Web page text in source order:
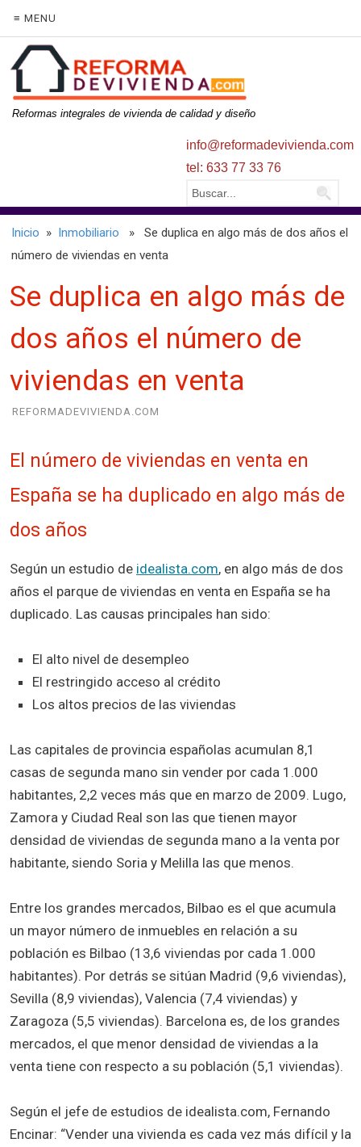
≡ MENU
Reformas integrales de vivienda de calidad y diseño
info@reformadevivienda.com
tel: 633 77 33 76
Inicio » Inmobiliario » Se duplica en algo más de dos años el
número de viviendas en venta
Se duplica en algo más de
dos años el número de
viviendas en venta
REFORMADEVIVIENDA.COM
El número de viviendas en venta en
España se ha duplicado en algo más de
dos años
Según un estudio de idealista.com, en algo más de dos
años el parque de viviendas en venta en España se ha
duplicado. Las causas principales han sido:
El alto nivel de desempleo
El restringido acceso al crédito
Los altos precios de las viviendas
Las capitales de provincia españolas acumulan 8,1
casas de segunda mano sin vender por cada 1.000
habitantes, 2,2 veces más que en marzo de 2009. Lugo,
Zamora y Ciudad Real son las que tienen mayor
densidad de viviendas de segunda mano a la venta por
habitante, siendo Soria y Melilla las que menos.
Entre los grandes mercados, Bilbao es el que acumula
un mayor número de inmuebles en relación a su
población es Bilbao (13,6 viviendas por cada 1.000
habitantes). Por detrás se sitúan Madrid (9,6 viviendas),
Sevilla (8,9 viviendas), Valencia (7,4 viviendas) y
Zaragoza (5,5 viviendas). Barcelona es, de los grandes
mercados, el que menor densidad de viviendas a la
venta tiene con respecto a su población (5,1 viviendas).
Según el jefe de estudios de idealista.com, Fernando
Encinar: “Vender una vivienda es cada vez más difícil y la